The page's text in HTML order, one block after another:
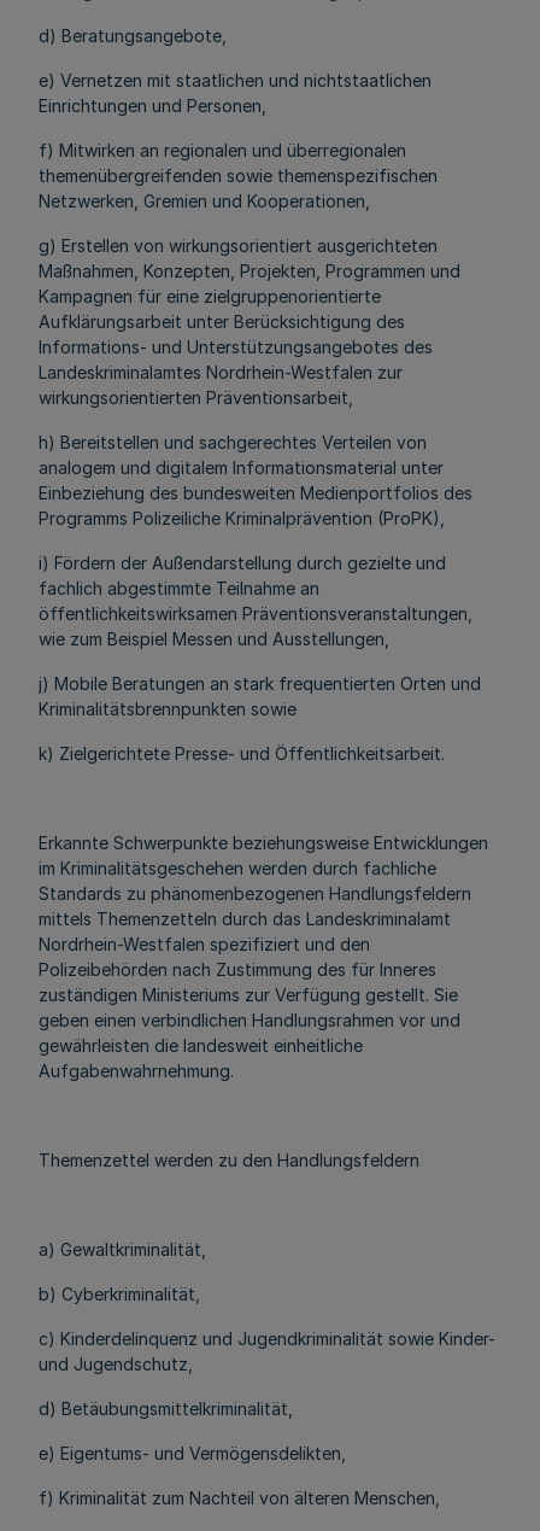
d) Beratungsangebote,
e) Vernetzen mit staatlichen und nichtstaatlichen
Einrichtungen und Personen,
f) Mitwirken an regionalen und überregionalen
themenübergreifenden sowie themenspezifischen
Netzwerken, Gremien und Kooperationen,
g) Erstellen von wirkungsorientiert ausgerichteten
Maßnahmen, Konzepten, Projekten, Programmen und
Kampagnen für eine zielgruppenorientierte
Aufklärungsarbeit unter Berücksichtigung des
Informations- und Unterstützungsangebotes des
Landeskriminalamtes Nordrhein-Westfalen zur
wirkungsorientierten Präventionsarbeit,
h) Bereitstellen und sachgerechtes Verteilen von
analogem und digitalem Informationsmaterial unter
Einbeziehung des bundesweiten Medienportfolios des
Programms Polizeiliche Kriminalprävention (ProPK),
i) Fördern der Außendarstellung durch gezielte und
fachlich abgestimmte Teilnahme an
öffentlichkeitswirksamen Präventionsveranstaltungen,
wie zum Beispiel Messen und Ausstellungen,
j) Mobile Beratungen an stark frequentierten Orten und
Kriminalitätsbrennpunkten sowie
k) Zielgerichtete Presse- und Öffentlichkeitsarbeit.
Erkannte Schwerpunkte beziehungsweise Entwicklungen
im Kriminalitätsgeschehen werden durch fachliche
Standards zu phänomenbezogenen Handlungsfeldern
mittels Themenzetteln durch das Landeskriminalamt
Nordrhein-Westfalen spezifiziert und den
Polizeibehörden nach Zustimmung des für Inneres
zuständigen Ministeriums zur Verfügung gestellt. Sie
geben einen verbindlichen Handlungsrahmen vor und
gewährleisten die landesweit einheitliche
Aufgabenwahrnehmung.
Themenzettel werden zu den Handlungsfeldern
a) Gewaltkriminalität,
b) Cyberkriminalität,
c) Kinderdelinquenz und Jugendkriminalität sowie Kinder-
und Jugendschutz,
d) Betäubungsmittelkriminalität,
e) Eigentums- und Vermögensdelikten,
f) Kriminalität zum Nachteil von älteren Menschen,